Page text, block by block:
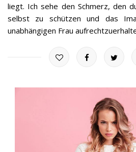
liegt. Ich sehe den Schmerz, den
selbst zu schützen und das
unabhängigen Frau